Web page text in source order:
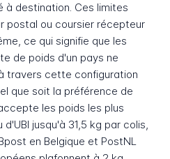
à destination. Ces limites
postal ou coursier récepteur
ce qui signifie que les
de poids d'un pays ne
travers cette configuration
que soit la préférence de
les poids les plus
jusqu'à 31,5 kg par colis,
en Belgique et PostNL